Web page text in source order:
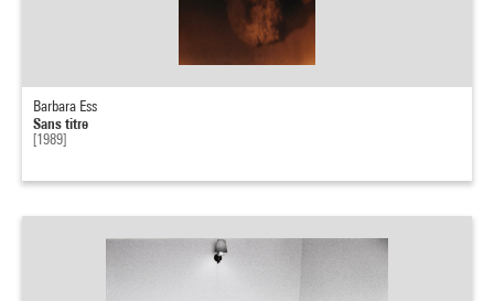
Barbara Ess
Sans titre
[1989]